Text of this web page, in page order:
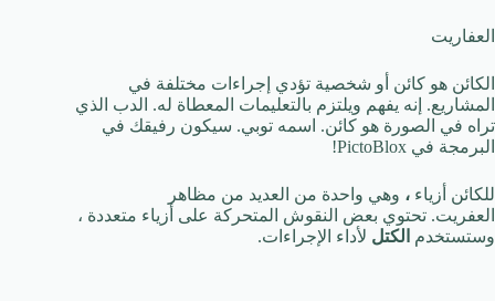
العفاريت
الكائن هو كائن أو شخصية تؤدي إجراءات مختلفة في
المشاريع. إنه يفهم ويلتزم بالتعليمات المعطاة له. الدب الذي
تراه في الصورة هو كائن. اسمه توبي. سيكون رفيقك في
البرمجة في PictoBlox!
للكائن أزياء ، وهي واحدة من العديد من مظاهر
العفريت. تحتوي بعض النقوش المتحركة على أزياء متعددة ،
وستستخدم الكتل لأداء الإجراءات.